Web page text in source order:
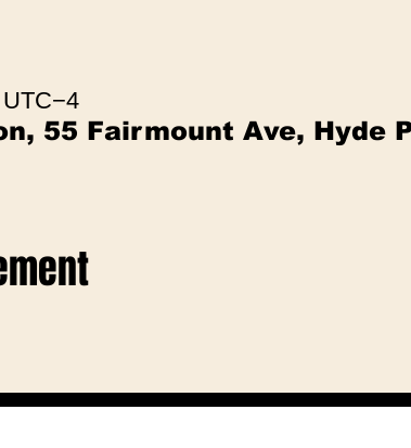
55 Fairmount Ave, Hyde